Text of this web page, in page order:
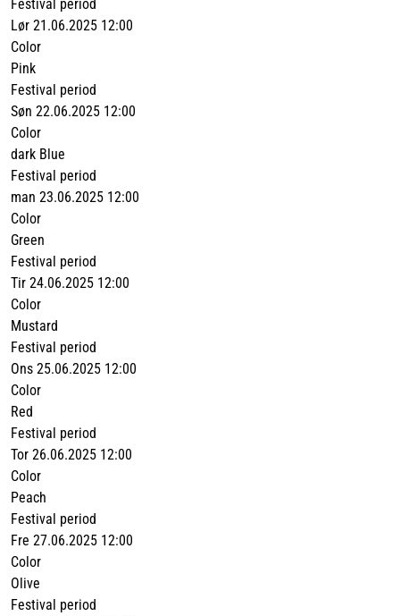
Festival period
Lør 21.06.2025 12:00
Color
Pink
Festival period
Søn 22.06.2025 12:00
Color
dark Blue
Festival period
man 23.06.2025 12:00
Color
Green
Festival period
Tir 24.06.2025 12:00
Color
Mustard
Festival period
Ons 25.06.2025 12:00
Color
Red
Festival period
Tor 26.06.2025 12:00
Color
Peach
Festival period
Fre 27.06.2025 12:00
Color
Olive
Festival period